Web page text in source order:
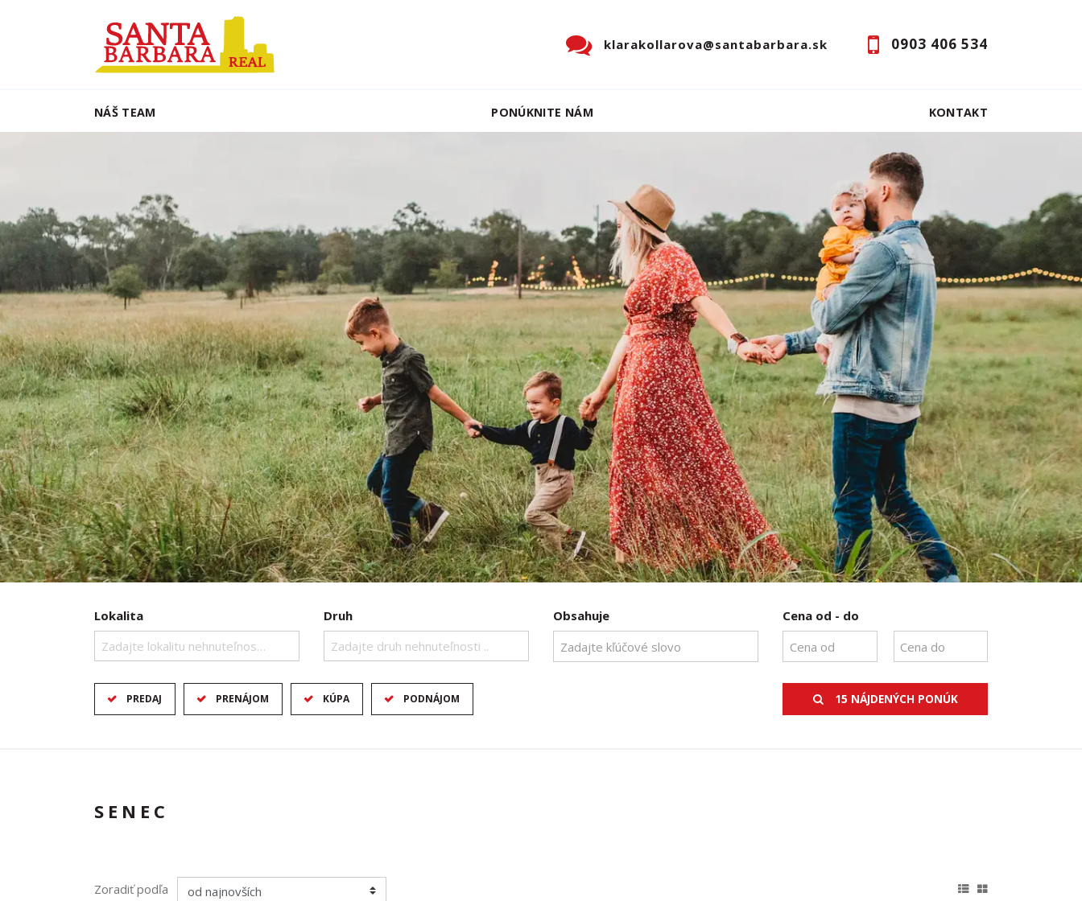
0903 406 534
klarakollarova@santabarbara.sk
NÁŠ TEAM PONÚKNITE NÁM KONTAKT
Lokalita
Zadajte lokalitu nehnuteľnosti ..
Druh
Zadajte druh nehnuteľnosti ..
Obsahuje Cena od - do
PREDAJ PRENÁJOM KÚPA PODNÁJOM 15 NÁJDENÝCH PONÚK
SENEC
Zoradiť podľa